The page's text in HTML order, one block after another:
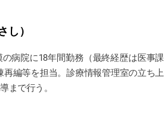
し）
病院に18年間勤務（最終経歴は医事課
編等を担当。診療情報管理室の立ち上
まで行う。